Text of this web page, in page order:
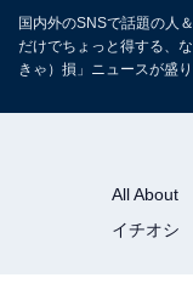
国内外のSNSで話題の人
だけでちょっと得する、
きゃ）損」ニュースが盛り
All About
イチオシ